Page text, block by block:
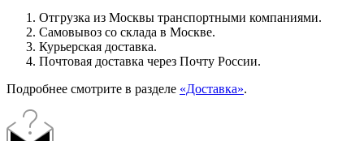
Отгрузка из Москвы транспортными компаниями.
Самовывоз со склада в Москве.
Курьерская доставка.
Почтовая доставка через Почту России.
Подробнее смотрите в разделе «Доставка».